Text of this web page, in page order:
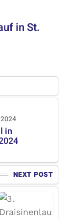
in St.
in
NEXT POST